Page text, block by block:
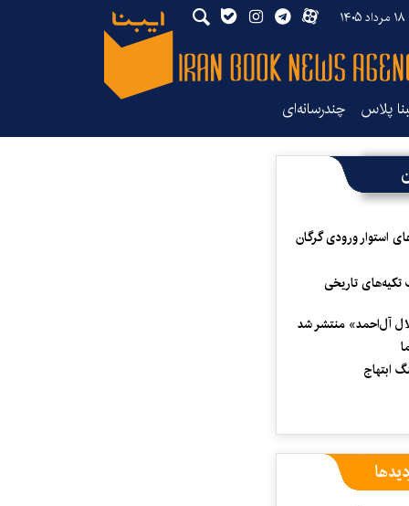
پلاس چندرسانه‌ای
استوار ورودی گرگان
تکیه‌های تاریخی
آل‌احمد» منتشر شد
ابتهاج